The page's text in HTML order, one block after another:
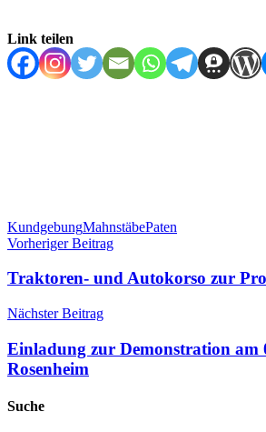
Link teilen
KundgebungMahnstäbePaten
Beitragsnavigation
Vorheriger Beitrag
Traktoren- und Autokorso zur
Nächster Beitrag
Einladung zur Demonstration am
Rosenheim
Suche